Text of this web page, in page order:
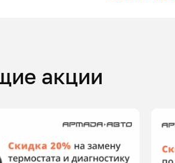
акции